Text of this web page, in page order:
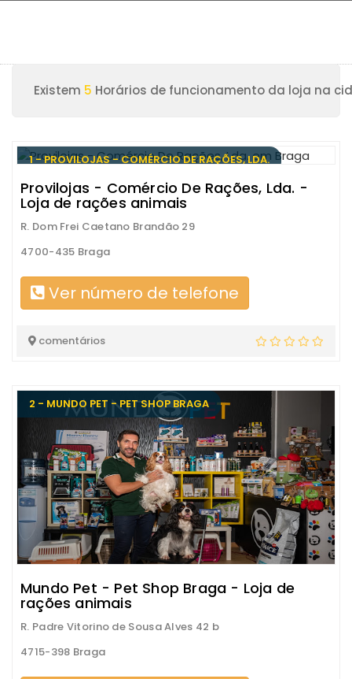
Existem 5 Horários de funcionamento da loja na
1 - PROVILOJAS - COMÉRCIO DE RAÇÕES, LDA.
Provilojas - Comércio De Rações, Lda. -
Loja de rações animais
R. Dom Frei Caetano Brandão 29
4700-435 Braga
Ver número de telefone
comentários
2 - MUNDO PET - PET SHOP BRAGA
Mundo Pet - Pet Shop Braga - Loja de
rações animais
R. Padre Vitorino de Sousa Alves 42 b
4715-398 Braga